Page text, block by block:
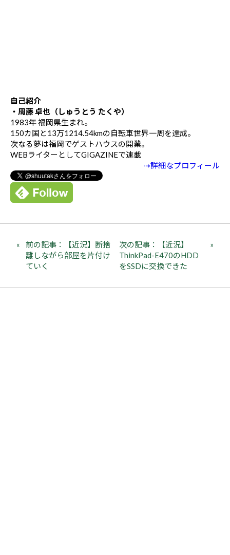
自己紹介
・周藤 卓也（しゅうとう たくや）
1983年 福岡県生まれ。
150カ国と13万1214.54kmの自転車世界一周を達成。
次なる夢は福岡でゲストハウスの開業。
WEBライターとしてGIGAZINEで連載
⇢詳細なプロフィール
前の記事：【近況】断捨
離しながら部屋を片付け
ていく
次の記事：【近況】
ThinkPad-E470のHDD
をSSDに交換できた